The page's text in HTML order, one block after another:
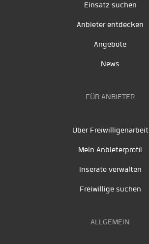
Einsatz suchen
Anbieter entdecken
Angebote
News
FÜR ANBIETER
Über Freiwilligenarbeit
Mein Anbieterprofil
Inserate verwalten
Freiwillige suchen
ALLGEMEIN